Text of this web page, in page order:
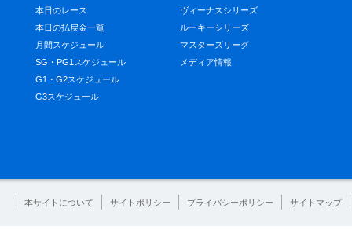
本日のレース
本日の払戻金一覧
月間スケジュール
SG・PG1スケジュール
G1・G2スケジュール
G3スケジュール
ヴィーナスシリーズ
ルーキーシリーズ
マスターズリーグ
メディア情報
本サイトについて サイトポリシー プライバシーポリシー サイトマップ